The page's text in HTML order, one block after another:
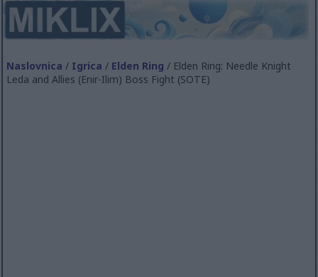
Naslovnica / Igrica / Elden Ring / Elden Ring: Needle Knight
Leda and Allies (Enir-Ilim) Boss Fight (SOTE)